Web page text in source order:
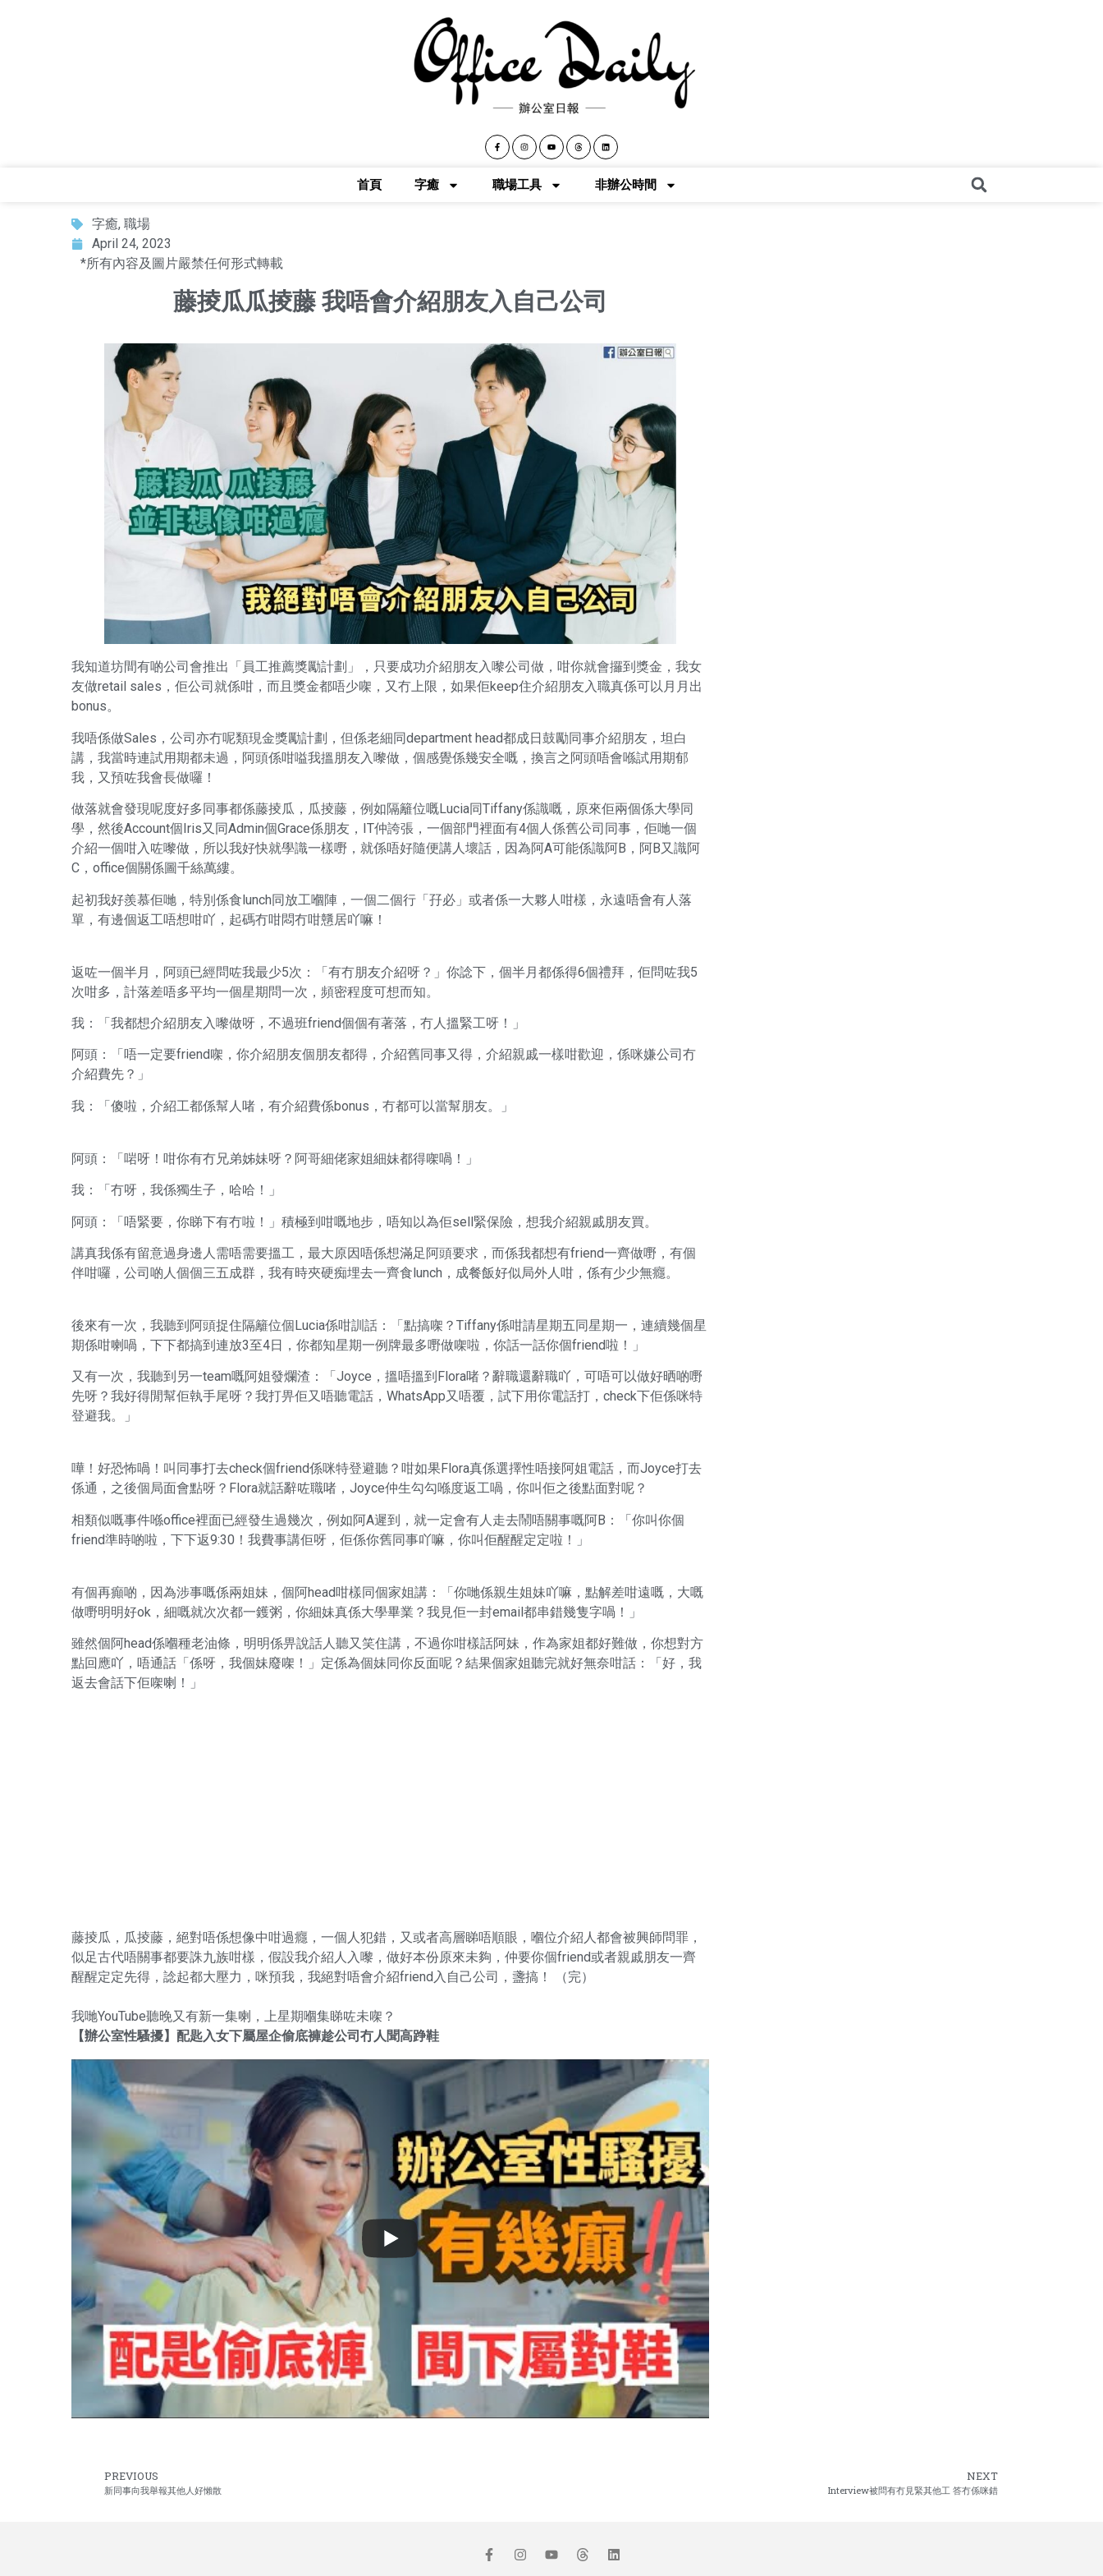
首頁 字癒 職場工具 非辦公時間
字癒, 職場
April 24, 2023
*所有內容及圖片嚴禁任何形式轉載
藤掕瓜瓜掕藤 我唔會介紹朋友入自己公司
我知道坊間有啲公司會推出「員工推薦獎勵計劃」，只要成功介紹朋友入嚟公司做，咁你就會攞到獎金，我女
友做retail sales，佢公司就係咁，而且獎金都唔少㗎，又冇上限，如果佢keep住介紹朋友入職真係可以月月出
bonus。
我唔係做Sales，公司亦冇呢類現金獎勵計劃，但係老細同department head都成日鼓勵同事介紹朋友，坦白
講，我當時連試用期都未過，阿頭係咁嗌我搵朋友入嚟做，個感覺係幾安全嘅，換言之阿頭唔會喺試用期郁
我，又預咗我會長做囉！
做落就會發現呢度好多同事都係藤掕瓜，瓜掕藤，例如隔籬位嘅Lucia同Tiffany係識嘅，原來佢兩個係大學同
學，然後Account個Iris又同Admin個Grace係朋友，IT仲誇張，一個部門裡面有4個人係舊公司同事，佢哋一個
介紹一個咁入咗嚟做，所以我好快就學識一樣嘢，就係唔好隨便講人壞話，因為阿A可能係識阿B，阿B又識阿
C，office個關係圖千絲萬縷。
起初我好羨慕佢哋，特別係食lunch同放工嗰陣，一個二個行「孖必」或者係一大夥人咁樣，永遠唔會有人落
單，有邊個返工唔想咁吖，起碼冇咁悶冇咁戇居吖嘛！
返咗一個半月，阿頭已經問咗我最少5次：「有冇朋友介紹呀？」你諗下，個半月都係得6個禮拜，佢問咗我5
次咁多，計落差唔多平均一個星期問一次，頻密程度可想而知。
我：「我都想介紹朋友入嚟做呀，不過班friend個個有著落，冇人搵緊工呀！」
阿頭：「唔一定要friend㗎，你介紹朋友個朋友都得，介紹舊同事又得，介紹親戚一樣咁歡迎，係咪嫌公司冇
介紹費先？」
我：「傻啦，介紹工都係幫人啫，有介紹費係bonus，冇都可以當幫朋友。」
阿頭：「啱呀！咁你有冇兄弟姊妹呀？阿哥細佬家姐細妹都得㗎喎！」
我：「冇呀，我係獨生子，哈哈！」
阿頭：「唔緊要，你睇下有冇啦！」積極到咁嘅地步，唔知以為佢sell緊保險，想我介紹親戚朋友買。
講真我係有留意過身邊人需唔需要搵工，最大原因唔係想滿足阿頭要求，而係我都想有friend一齊做嘢，有個
伴咁囉，公司啲人個個三五成群，我有時夾硬痴埋去一齊食lunch，成餐飯好似局外人咁，係有少少無癮。
後來有一次，我聽到阿頭捉住隔籬位個Lucia係咁訓話：「點搞㗎？Tiffany係咁請星期五同星期一，連續幾個星
期係咁喇喎，下下都搞到連放3至4日，你都知星期一例牌最多嘢做㗎啦，你話一話你個friend啦！」
又有一次，我聽到另一team嘅阿姐發爛渣：「Joyce，搵唔搵到Flora啫？辭職還辭職吖，可唔可以做好晒啲嘢
先呀？我好得閒幫佢執手尾呀？我打畀佢又唔聽電話，WhatsApp又唔覆，試下用你電話打，check下佢係咪特
登避我。」
嘩！好恐怖喎！叫同事打去check個friend係咪特登避聽？咁如果Flora真係選擇性唔接阿姐電話，而Joyce打去
係通，之後個局面會點呀？Flora就話辭咗職啫，Joyce仲生勾勾喺度返工喎，你叫佢之後點面對呢？
相類似嘅事件喺office裡面已經發生過幾次，例如阿A遲到，就一定會有人走去鬧唔關事嘅阿B：「你叫你個
friend準時啲啦，下下返9:30！我費事講佢呀，佢係你舊同事吖嘛，你叫佢醒醒定定啦！」
有個再癲啲，因為涉事嘅係兩姐妹，個阿head咁樣同個家姐講：「你哋係親生姐妹吖嘛，點解差咁遠嘅，大嘅
做嘢明明好ok，細嘅就次次都一鑊粥，你細妹真係大學畢業？我見佢一封email都串錯幾隻字喎！」
雖然個阿head係嗰種老油條，明明係畀說話人聽又笑住講，不過你咁樣話阿妹，作為家姐都好難做，你想對方
點回應吖，唔通話「係呀，我個妹廢㗎！」定係為個妹同你反面呢？結果個家姐聽完就好無奈咁話：「好，我
返去會話下佢㗎喇！」
藤掕瓜，瓜掕藤，絕對唔係想像中咁過癮，一個人犯錯，又或者高層睇唔順眼，嗰位介紹人都會被興師問罪，
似足古代唔關事都要誅九族咁樣，假設我介紹人入嚟，做好本份原來未夠，仲要你個friend或者親戚朋友一齊
醒醒定定先得，諗起都大壓力，咪預我，我絕對唔會介紹friend入自己公司，盞搞！ （完）
我哋YouTube聽晚又有新一集喇，上星期嗰集睇咗未㗎？
【辦公室性騷擾】配匙入女下屬屋企偷底褲趁公司冇人聞高踭鞋
PREVIOUS
新同事向我舉報其他人好懶散
NEXT
Interview被問有冇見緊其他工 答冇係咪錯